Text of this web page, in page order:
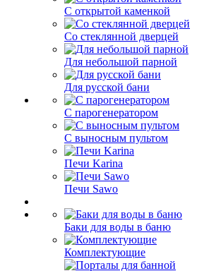
С открытой каменкой
Со стеклянной дверцей
Для небольшой парной
Для русской бани
С парогенератором
С выносным пультом
Печи Karina
Печи Sawo
Баки для воды в баню
Комплектующие